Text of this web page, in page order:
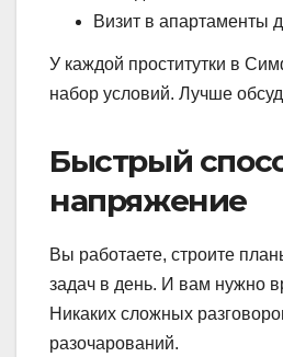
Визит в апартаменты
У каждой проститутки в
набор условий. Лучше
Быстрый
напряжение
Вы работаете, строите
задач в день. И вам нужно
Никаких сложных
разочарований.